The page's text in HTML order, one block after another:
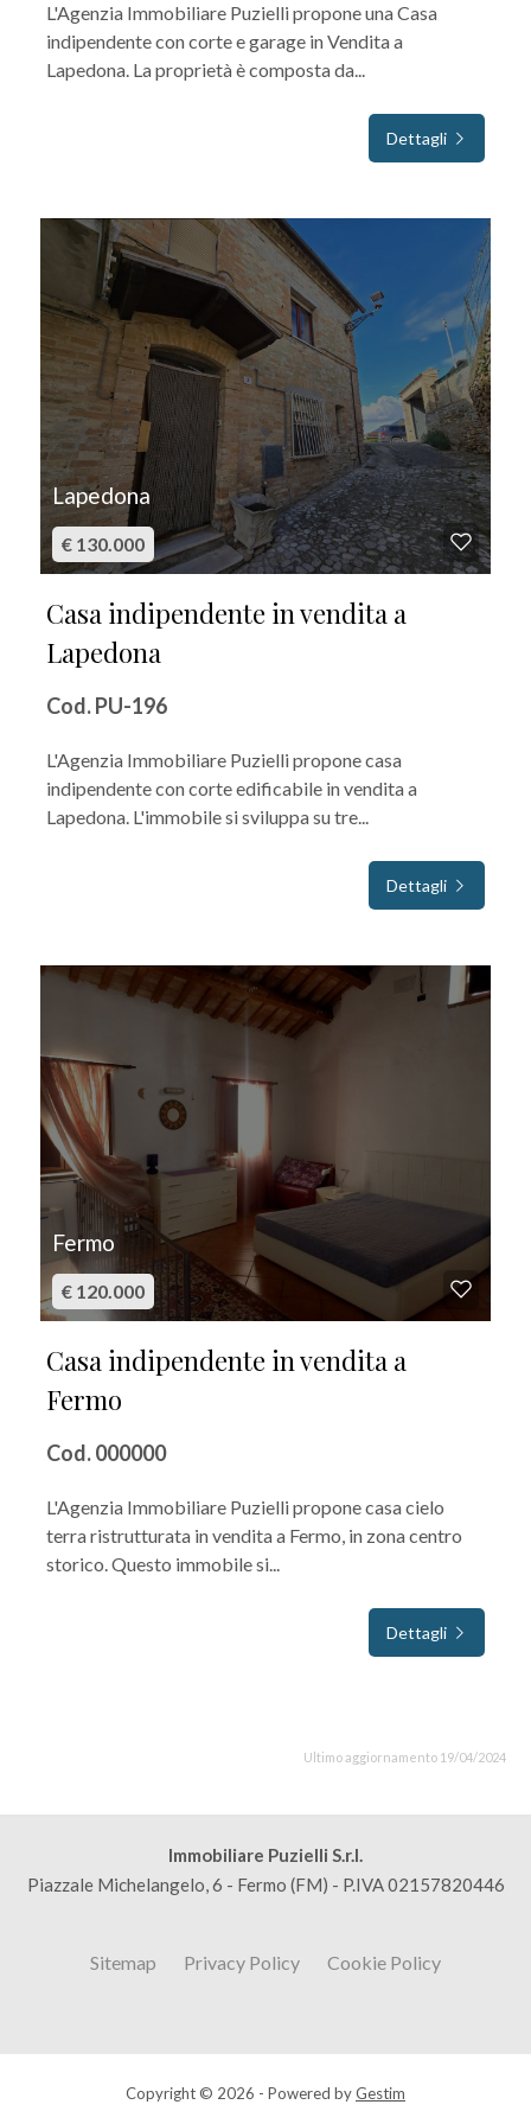
L'Agenzia Immobiliare Puzielli propone una Casa
indipendente con corte e garage in Vendita a
Lapedona. La proprietà è composta da...
Dettagli
Lapedona
€ 130.000
Casa indipendente in vendita a
Lapedona
Cod. PU-196
L'Agenzia Immobiliare Puzielli propone casa
indipendente con corte edificabile in vendita a
Lapedona. L'immobile si sviluppa su tre...
Dettagli
Fermo
€ 120.000
Casa indipendente in vendita a
Fermo
Cod. 000000
L'Agenzia Immobiliare Puzielli propone casa cielo
terra ristrutturata in vendita a Fermo, in zona centro
storico. Questo immobile si...
Dettagli
Ultimo aggiornamento 19/04/2024
Immobiliare Puzielli S.r.l.
Piazzale Michelangelo, 6 - Fermo (FM) - P.IVA 02157820446
Sitemap Privacy Policy Cookie Policy
Copyright © 2026 - Powered byGestim